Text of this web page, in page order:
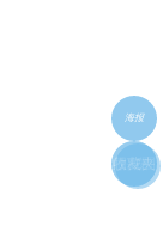
海报
好友
朋友圈
收藏夹